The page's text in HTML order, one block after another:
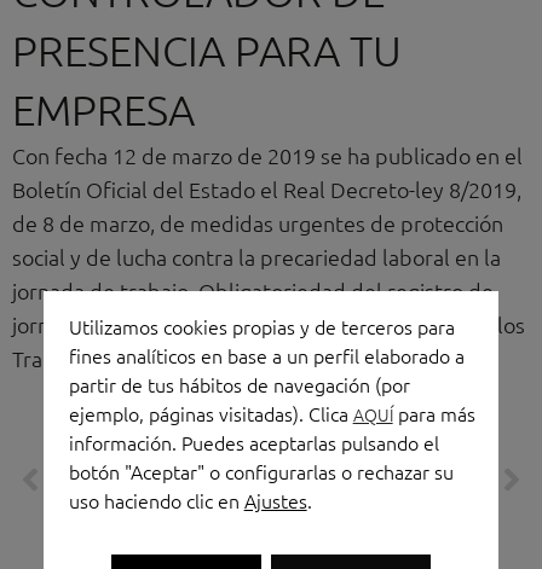
PRESENCIA PARA TU
EMPRESA
Con fecha 12 de marzo de 2019 se ha publicado en el
Boletín Oficial del Estado el Real Decreto-ley 8/2019,
de 8 de marzo, de medidas urgentes de protección
social y de lucha contra la precariedad laboral en la
jornada de trabajo. Obligatoriedad del registro de
jornada (modificación del art. 34.9 del Estatuto de los
Trabajadores).
Prev
ANTERIOR
Productos con identidad para oficinas: diseños que trascienden
Utilizamos cookies propias y de terceros para
fines analíticos en base a un perfil elaborado a
partir de tus hábitos de navegación (por
ejemplo, páginas visitadas). Clica AQUÍpara más
información. Puedes aceptarlas pulsando el
botón "Aceptar" o configurarlas o rechazar su
uso haciendo clic en Ajustes.